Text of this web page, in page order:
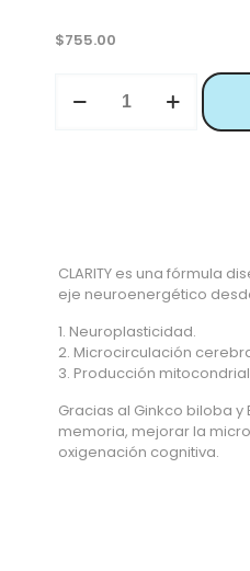
$755.00
CLARITY es una fórmula
eje neuroenergético
1. Neuroplasticidad.
2. Microcirculación
3. Producción
Gracias al Ginkco biloba
memoria, mejorar la
oxigenación cognitiva.